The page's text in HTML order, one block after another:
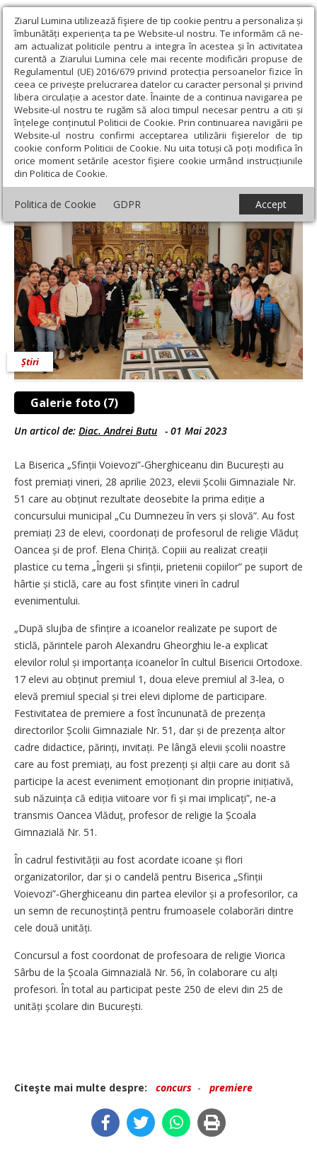
Ziarul Lumina utilizează fişiere de tip cookie pentru a personaliza și
îmbunătăți experiența ta pe Website-ul nostru. Te informăm că ne-
am actualizat politicile pentru a integra în acestea și în activitatea
curentă a Ziarului Lumina cele mai recente modificări propuse de
Regulamentul (UE) 2016/679 privind protecția persoanelor fizice în
ceea ce privește prelucrarea datelor cu caracter personal și privind
libera circulație a acestor date. Înainte de a continua navigarea pe
Website-ul nostru te rugăm să aloci timpul necesar pentru a citi și
înțelege conținutul Politicii de Cookie. Prin continuarea navigării pe
Website-ul nostru confirmi acceptarea utilizării fişierelor de tip
cookie conform Politicii de Cookie. Nu uita totuși că poți modifica în
orice moment setările acestor fişiere cookie urmând instrucțiunile
din Politica de Cookie.
Politica de Cookie GDPR Accept
Ziarul Lumina › Actualitate religioasă › Știri › Premierea
câștigătorilor concursului „Cu Dumnezeu în vers și slovă” în
București
Premierea câștigătorilor concursului „Cu
Dumnezeu în vers și slovă” în București
Galerie foto (7)
Știri
Un articol de: Diac. Andrei Butu - 01 Mai 2023
La Biserica „Sfinții Voievozi”‑Gherghiceanu din București au
fost premiați vineri, 28 aprilie 2023, elevii Școlii Gimnaziale Nr.
51 care au obținut rezultate deosebite la prima ediție a
concursului municipal „Cu Dumnezeu în vers și slovă”. Au fost
premiați 23 de elevi, coordonați de profesorul de religie Vlăduț
Oancea și de prof. Elena Chiriță. Copiii au realizat creații
plastice cu tema „Îngerii și sfinții, prietenii copiilor” pe suport de
hârtie și sticlă, care au fost sfințite vineri în cadrul
evenimentului.
„După slujba de sfințire a icoanelor realizate pe suport de
sticlă, părintele paroh Alexandru Gheorghiu le‑a explicat
elevilor rolul și importanța icoanelor în cultul Bisericii Ortodoxe.
17 elevi au obținut premiul 1, doua eleve premiul al 3‑lea, o
elevă premiul special și trei elevi diplome de participare.
Festivitatea de premiere a fost încununată de prezența
directorilor Școlii Gimnaziale Nr. 51, dar și de prezența altor
cadre didactice, părinți, invitați. Pe lângă elevii școlii noastre
care au fost premiați, au fost prezenți și alții care au dorit să
participe la acest eveniment emoționant din proprie inițiativă,
sub năzuința că ediția viitoare vor fi și mai implicați”, ne‑a
transmis Oancea Vlăduț, profesor de religie la Școala
Gimnazială Nr. 51.
În cadrul festivității au fost acordate icoane și flori
organizatorilor, dar și o candelă pentru Biserica „Sfinții
Voievozi”‑Gherghiceanu din partea elevilor și a profesorilor, ca
un semn de recunoștință pentru frumoasele colaborări dintre
cele două unități.
Concursul a fost coordonat de profesoara de religie Viorica
Sârbu de la Școala Gimnazială Nr. 56, în colaborare cu alți
profesori. În total au participat peste 250 de elevi din 25 de
unități școlare din București.
Citeşte mai multe despre: concurs - premiere